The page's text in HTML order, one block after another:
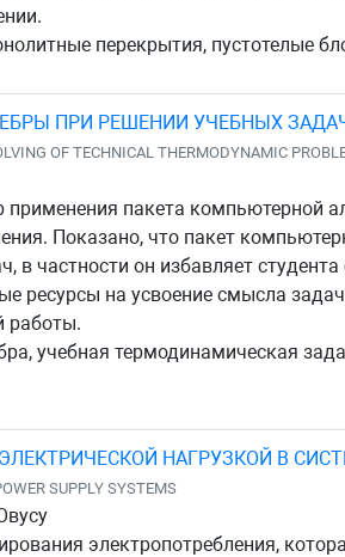
перекрытия, пустотелые
ПРИ РЕШЕНИИ УЧЕБНЫХ
OF TECHNICAL THERMODYNAMIC
применения пакета компьютерной
Показано, что пакет
в частности он избавляет
ресурсы на усвоение смысла
работы.
учебная термодинамическая
НАГРУЗКОЙ В
SUPPLY SYSTEMS
электропотребления,